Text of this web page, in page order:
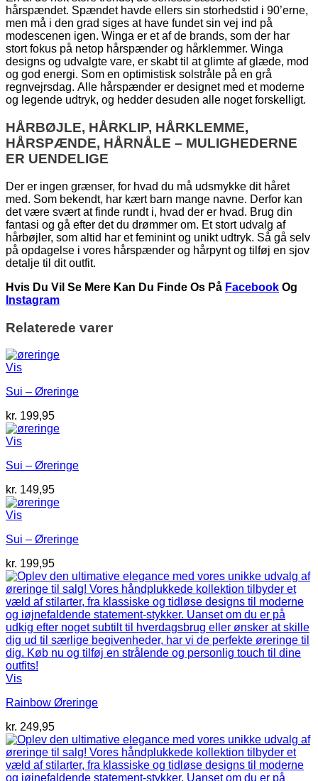
hårspændet. Spændet havde ellers sin storhedstid i 90’erne,
men må i den grad siges at have fundet sin vej ind på
modescenen igen. Winga er et af de brands, som der har
stort fokus på netop hårspænder og hårklemmer. Winga
designs og udvalgte vare, er skabt til at glimte af glæde, mod
og god energi. Som en optimistisk solstråle på en grå
regnvejrsdag. Alle hårspænder er designet med et moderne
og legende udtryk, og hedder desuden alle noget forskelligt.
HÅRBØJLE, HÅRKLIP, HÅRKLEMME,
HÅRSPÆNDE, HÅRNÅLE – MULIGHEDERNE
ER UENDELIGE
Der er ingen grænser, for hvad du må udsmykke dit håret
med. Som bekendt, har kært barn mange navne. Derfor kan
det være svært at finde rundt i, hvad der er hvad. Brug din
fantasi og gå efter det du drømmer om. Et stort udvalg af
hårbøjler, som altid har et feminint og unikt udtryk. Så gå selv
på opdagelse i vores hårspænder og hårpynt og tilføj en sjov
detalje til dit outfit.
Hvis Du Vil Se Mere Kan Du Finde Os På Facebook Og
Instagram
Relaterede varer
Vis
Sui – Øreringe
kr. 199,95
Vis
Sui – Øreringe
kr. 149,95
Vis
Sui – Øreringe
kr. 199,95
Vis
Rainbow Øreringe
kr. 249,95